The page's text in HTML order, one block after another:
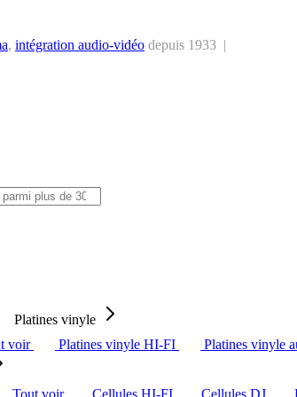
, intégration audio-vidéo depuis 1933 |
Platines vinyle
voir Platines vinyle HI-FI Platines vinyle
Tout voir Cellules HI-FI Cellules DJ